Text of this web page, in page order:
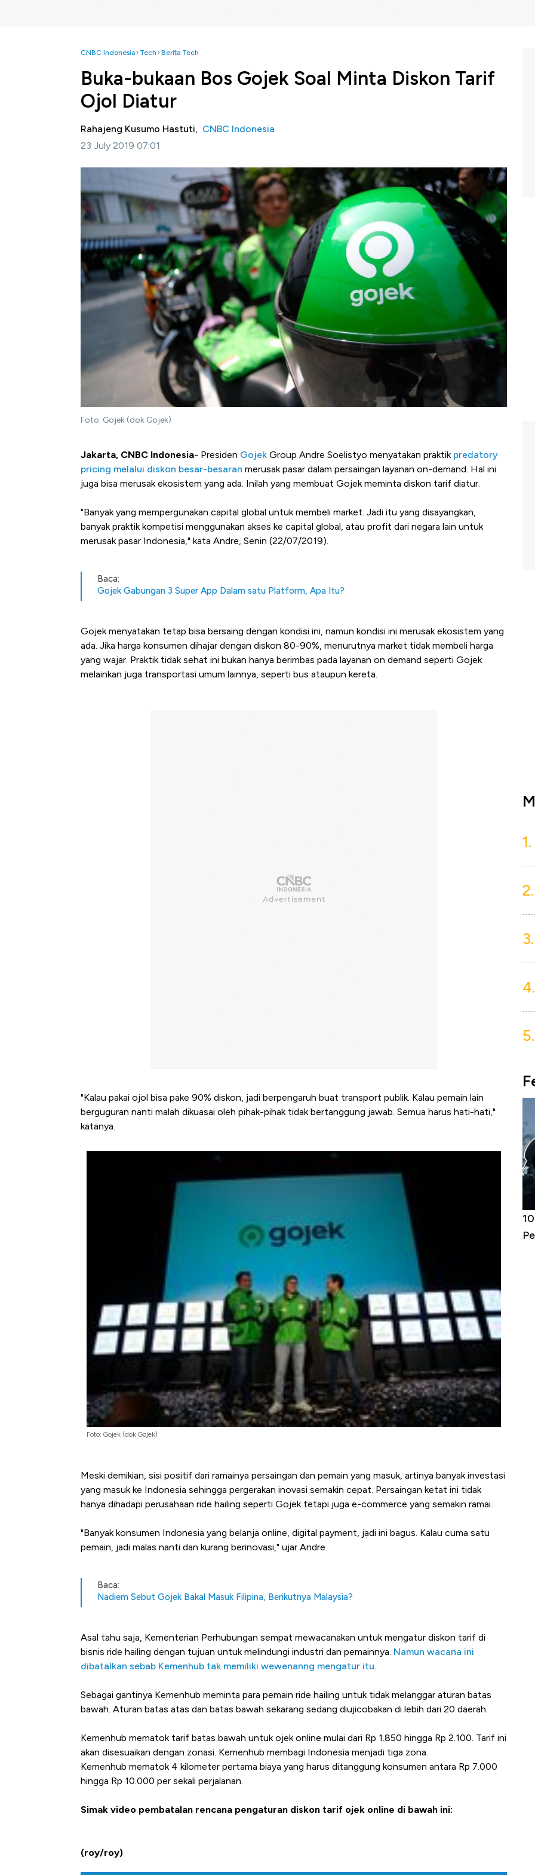
CNBC Indonesia Tech Berita Tech
Buka-bukaan Bos Gojek Soal Minta Diskon Tarif
Ojol Diatur
Rahajeng Kusumo Hastuti, CNBC Indonesia
23 July 2019 07:01
Foto: Gojek (dok Gojek)
Jakarta, CNBC Indonesia- Presiden Gojek Group Andre Soelistyo menyatakan praktik predatory
pricing melalui diskon besar-besaran merusak pasar dalam persaingan layanan on-demand. Hal ini
juga bisa merusak ekosistem yang ada. Inilah yang membuat Gojek meminta diskon tarif diatur.
"Banyak yang mempergunakan capital global untuk membeli market. Jadi itu yang disayangkan,
banyak praktik kompetisi menggunakan akses ke capital global, atau profit dari negara lain untuk
merusak pasar Indonesia," kata Andre, Senin (22/07/2019).
Baca:
Gojek Gabungan 3 Super App Dalam satu Platform, Apa Itu?
Gojek menyatakan tetap bisa bersaing dengan kondisi ini, namun kondisi ini merusak ekosistem yang
ada. Jika harga konsumen dihajar dengan diskon 80-90%, menurutnya market tidak membeli harga
yang wajar. Praktik tidak sehat ini bukan hanya berimbas pada layanan on demand seperti Gojek
melainkan juga transportasi umum lainnya, seperti bus ataupun kereta.
"Kalau pakai ojol bisa pake 90% diskon, jadi berpengaruh buat transport publik. Kalau pemain lain
berguguran nanti malah dikuasai oleh pihak-pihak tidak bertanggung jawab. Semua harus hati-hati,"
katanya.
Foto: Gojek (dok Gojek)
Meski demikian, sisi positif dari ramainya persaingan dan pemain yang masuk, artinya banyak investasi
yang masuk ke Indonesia sehingga pergerakan inovasi semakin cepat. Persaingan ketat ini tidak
hanya dihadapi perusahaan ride hailing seperti Gojek tetapi juga e-commerce yang semakin ramai.
"Banyak konsumen Indonesia yang belanja online, digital payment, jadi ini bagus. Kalau cuma satu
pemain, jadi malas nanti dan kurang berinovasi," ujar Andre.
Baca:
Nadiem Sebut Gojek Bakal Masuk Filipina, Berikutnya Malaysia?
Asal tahu saja, Kementerian Perhubungan sempat mewacanakan untuk mengatur diskon tarif di
bisnis ride hailing dengan tujuan untuk melindungi industri dan pemainnya. Namun wacana ini
dibatalkan sebab Kemenhub tak memiliki wewenanng mengatur itu.
Sebagai gantinya Kemenhub meminta para pemain ride hailing untuk tidak melanggar aturan batas
bawah. Aturan batas atas dan batas bawah sekarang sedang diujicobakan di lebih dari 20 daerah.
Kemenhub mematok tarif batas bawah untuk ojek online mulai dari Rp 1.850 hingga Rp 2.100. Tarif ini
akan disesuaikan dengan zonasi. Kemenhub membagi Indonesia menjadi tiga zona.
Kemenhub mematok 4 kilometer pertama biaya yang harus ditanggung konsumen antara Rp 7.000
hingga Rp 10.000 per sekali perjalanan.
Simak video pembatalan rencana pengaturan diskon tarif ojek online di bawah ini:
(roy/roy)
1.
2.
3.
4.
5.
Kongo Tutup Keran Ekspor, Harga
Tembaga Terbang ke Zona Berbahaya
Adu Panas Kinerja Emiten Minyak RI,
Mana yang Cuannya Paling Menyala?